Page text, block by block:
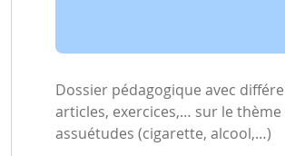
Dossier pédagogique avec
articles, exercices,… sur le thème
assuétudes (cigarette, alcool,…)